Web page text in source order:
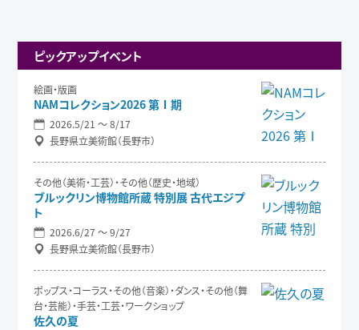
ピックアップイベント
絵画・版画
NAMコレクション2026 第Ⅰ期
2026.5/21 〜 8/17
長野県立美術館（長野市）
その他（美術・工芸）・その他（歴史・地域）
ブルックリン博物館所蔵 特別展 古代エジプ
ト
2026.6/27 〜 9/27
長野県立美術館（長野市）
ポップス・コーラス・その他（音楽）・ダンス・その他（舞
台・芸能）・手芸・工芸・ワークショップ
佐久の夏